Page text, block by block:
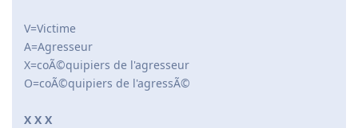
V=Victime
A=Agresseur
X=coÃ©quipiers de l'agresseur
O=coÃ©quipiers de l'agressÃ©
X X X